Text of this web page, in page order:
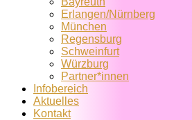
Erlangen/Nürnberg
München
Regensburg
Schweinfurt
Würzburg
Partner*innen
Infobereich
Aktuelles
Kontakt